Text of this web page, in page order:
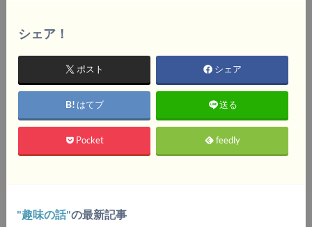
シェア！
ポスト シェア
はてブ 送る
Pocket feedly
趣味の話 の最新記事